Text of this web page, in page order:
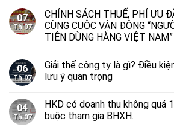
07
Th 07
CHÍNH SÁCH THUẾ, PHÍ ƯU
CÙNG CUỘC VẬN ĐỘNG
TIÊN DÙNG HÀNG VIỆT NAM”
06
Th 07
Giải thể công ty là gì? Điều
lưu ý quan trọng
04
Th 07
HKD có doanh thu không quá
buộc tham gia BHXH.